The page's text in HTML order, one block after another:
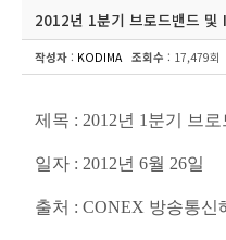
2012년 1분기 브로드밴드 및
작성자 : KODIMA 조회수 : 17,479회
제목 : 2012년 1분기 브
일자 : 2012년 6월 26일
출처 : CONEX 방송통신